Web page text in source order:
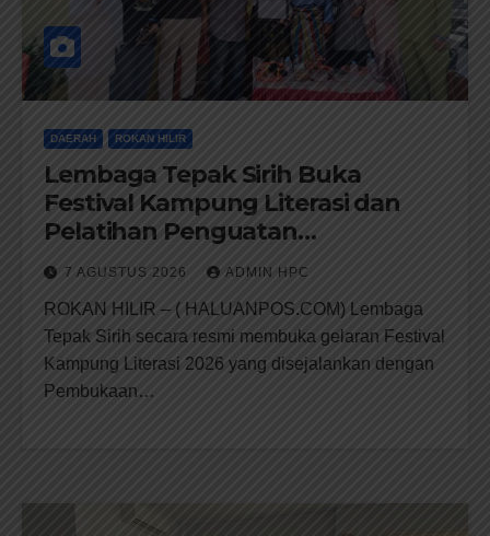
DAERAH ROKAN HILIR
Lembaga Tepak Sirih Buka
Festival Kampung Literasi dan
Pelatihan Penguatan
TBM/Perpustakaan Desa 2026
7 AGUSTUS 2026 ADMIN HPC
ROKAN HILIR – ( HALUANPOS.COM) Lembaga
Tepak Sirih secara resmi membuka gelaran Festival
Kampung Literasi 2026 yang disejalankan dengan
Pembukaan…